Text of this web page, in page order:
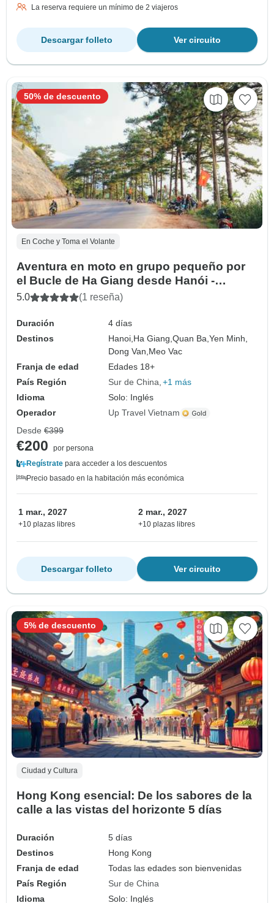
La reserva requiere un mínimo de 2 viajeros
Ver circuito
Descargar folleto
En Coche y Toma el Volante
Aventura en moto en grupo pequeño por
el Bucle de Ha Giang desde Hanói -
Descubre los destinos imprescindibles
5.0 (1 reseña)
Duración
4 días
Destinos
Hanoi, Ha Giang,Quan Ba,Yen Minh,
Dong Van, Meo Vac
Franja de edad
Edades 18+
País Región
Sur de China +1 más
Idioma
Solo: Inglés
Operador
Up Travel Vietnam
50% de descuento
Desde €399
€200
por persona
Regístrate para acceder a los descuentos
Precio basado en la habitación más económica
1 mar., 2027
+10 plazas libres
2 mar., 2027
+10 plazas libres
Ver circuito
Descargar folleto
Ciudad y Cultura
Hong Kong esencial: De los sabores de la
calle a las vistas del horizonte 5 días
Duración
5 días
Destinos
Hong Kong
Franja de edad
Todas las edades son bienvenidas
País Región
Sur de China
Idioma
Solo: Inglés
5% de descuento